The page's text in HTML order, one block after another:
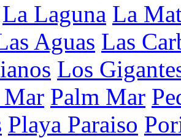
La Laguna La
Aguas Las
Los
Mar Palm Mar
Playa Paraiso